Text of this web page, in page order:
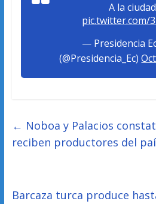
A la
pic.twitter.com/
— Presidencia
(@Presidencia_Ec)
← Noboa y Palacios
reciben productores del
Barcaza turca produce